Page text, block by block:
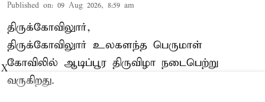
Published on: 09 Aug 2026, 8:59 am
திருக்கோவிலுார்,
திருக்கோவிலுார் உலகளந்த பெருமாள்
கோவிலில் ஆடிப்பூர திருவிழா நடைபெற்று
வருகிறது.
X